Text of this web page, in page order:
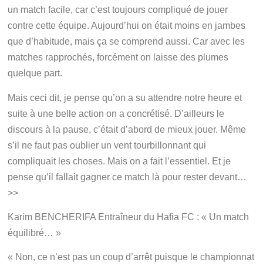
un match facile, car c’est toujours compliqué de jouer
contre cette équipe. Aujourd’hui on était moins en jambes
que d’habitude, mais ça se comprend aussi. Car avec les
matches rapprochés, forcément on laisse des plumes
quelque part.
Mais ceci dit, je pense qu’on a su attendre notre heure et
suite à une belle action on a concrétisé. D’ailleurs le
discours à la pause, c’était d’abord de mieux jouer. Même
s’il ne faut pas oublier un vent tourbillonnant qui
compliquait les choses. Mais on a fait l’essentiel. Et je
pense qu’il fallait gagner ce match là pour rester devant…
>>
Karim BENCHERIFA Entraîneur du Hafia FC : « Un match
équilibré… »
« Non, ce n’est pas un coup d’arrêt puisque le championnat